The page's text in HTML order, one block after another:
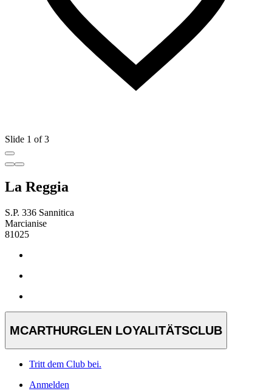
Slide 1 of 3
La Reggia
S.P. 336 Sannitica
Marcianise
81025
MCARTHURGLEN LOYALITÄTSCLUB
Tritt dem Club bei.
Anmelden